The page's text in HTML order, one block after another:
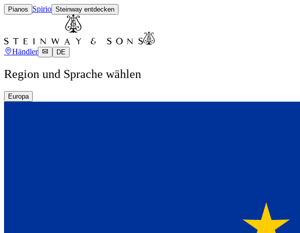
Pianos Spirio Steinway entdecken
Händler DE
Region und Sprache wählen
Europa